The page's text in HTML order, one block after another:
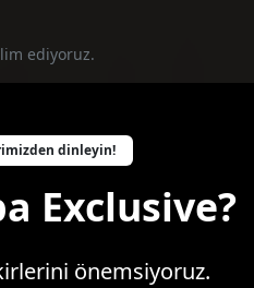
ediyoruz.
dinleyin!
Exclusive?
önemsiyoruz.